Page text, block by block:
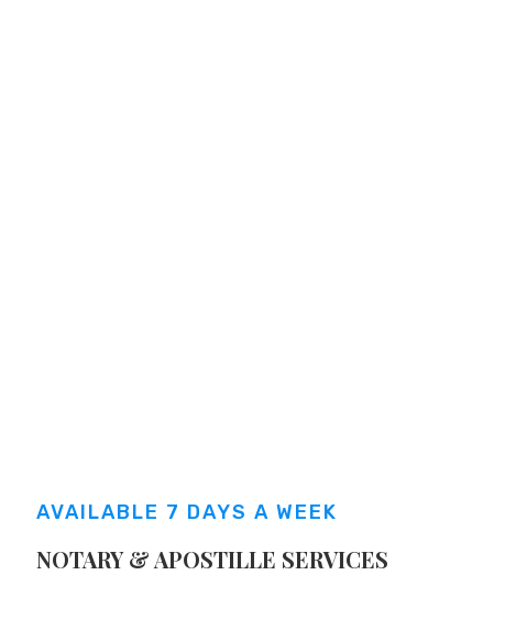
AVAILABLE 7 DAYS A WEEK
NOTARY & APOSTILLE SERVICES